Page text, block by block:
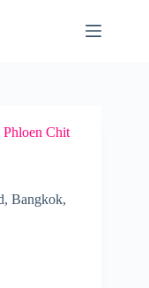
Chit
, Bangkok,